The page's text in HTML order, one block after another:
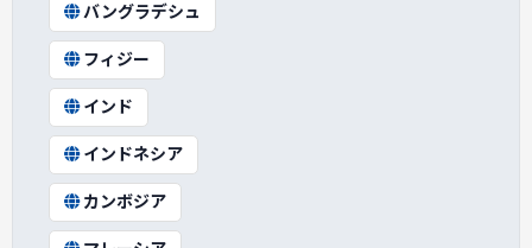
バングラデシュ
フィジー
インド
インドネシア
カンボジア